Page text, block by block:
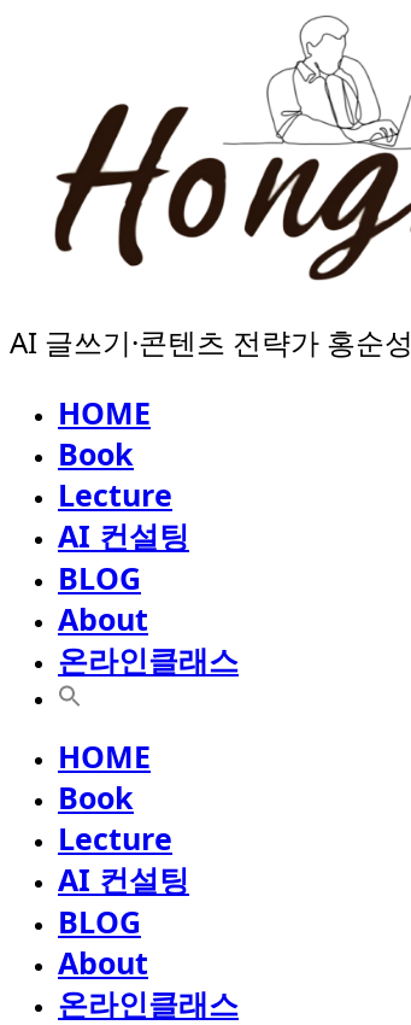
AI 글쓰기·콘텐츠 전략가 홍순성
HOME
Book
Lecture
AI 컨설팅
BLOG
About
온라인클래스
HOME
Book
Lecture
AI 컨설팅
BLOG
About
온라인클래스